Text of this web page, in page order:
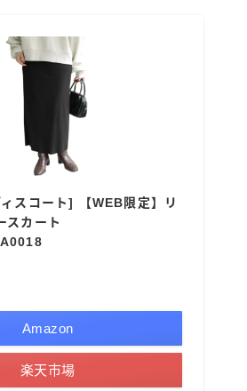
スコート] 【WEB限定】リ
スカート
Amazon
楽天市場